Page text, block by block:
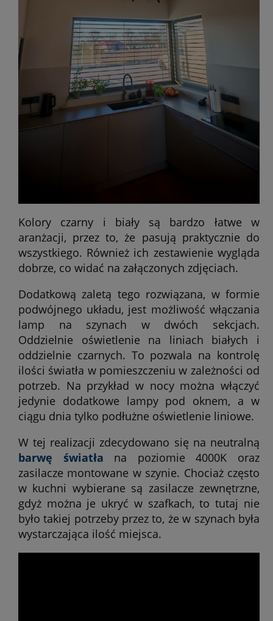
Kolory czarny i biały są bardzo łatwe w
aranżacji, przez to, że pasują praktycznie do
wszystkiego. Również ich zestawienie wygląda
dobrze, co widać na załączonych zdjęciach.
Dodatkową zaletą tego rozwiązana, w formie
podwójnego układu, jest możliwość włączania
lamp na szynach w dwóch sekcjach.
Oddzielnie oświetlenie na liniach białych i
oddzielnie czarnych. To pozwala na kontrolę
ilości światła w pomieszczeniu w zależności od
potrzeb. Na przykład w nocy można włączyć
jedynie dodatkowe lampy pod oknem, a w
ciągu dnia tylko podłużne oświetlenie liniowe.
W tej realizacji zdecydowano się na neutralną
barwę światła na poziomie 4000K oraz
zasilacze montowane w szynie. Chociaż często
w kuchni wybierane są zasilacze zewnętrzne,
gdyż można je ukryć w szafkach, to tutaj nie
było takiej potrzeby przez to, że w szynach była
wystarczająca ilość miejsca.